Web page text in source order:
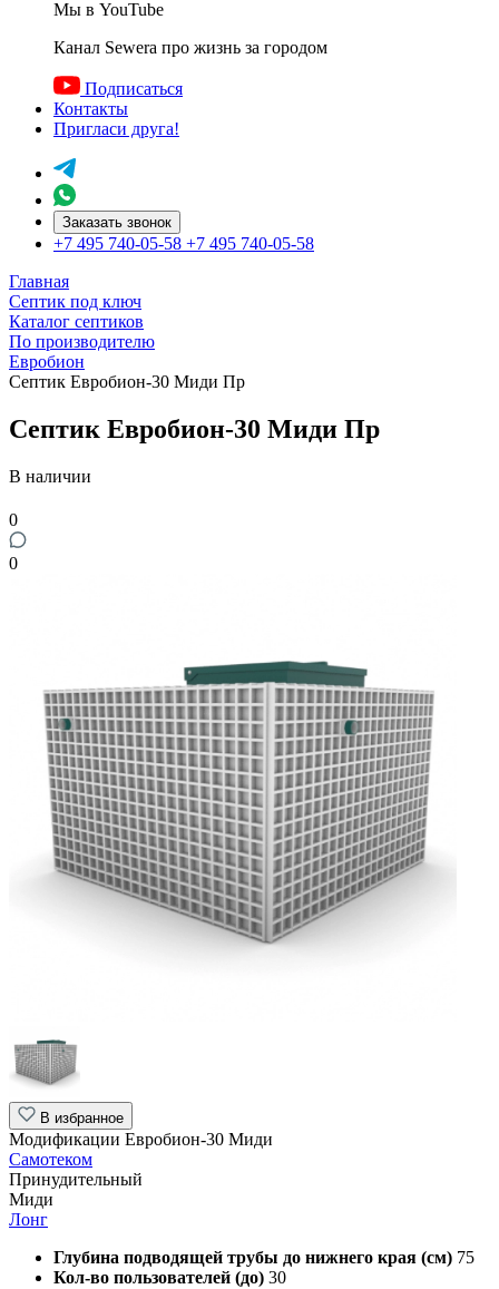
Мы в YouTube
Канал Sewera про жизнь за городом
Подписаться
Контакты
Пригласи друга!
Заказать звонок
+7 495 740-05-58 +7 495 740-05-58
Главная
Септик под ключ
Каталог септиков
По производителю
Евробион
Септик Евробион-30 Миди Пр
Септик Евробион-30 Миди Пр
В наличии
0
0
В избранное
Модификации Евробион-30 Миди
Самотеком
Принудительный
Миди
Лонг
Глубина подводящей трубы до нижнего края (см) 75
Кол-во пользователей (до) 30